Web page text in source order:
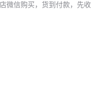
微信购买，货到付款，先收